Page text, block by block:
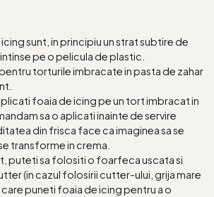
sunt, in principiu un strat subtire de
pe o pelicula de plastic.
torturile imbracate in pasta de zahar
foaia de icing pe un tort imbracat in
sa o aplicati inainte de servire
din frisca face ca imaginea sa se
transforme in crema.
puteti sa folositi o foarfeca uscata si
(in cazul folosirii cutter-ului, grija mare
puneti foaia de icing pentru a o